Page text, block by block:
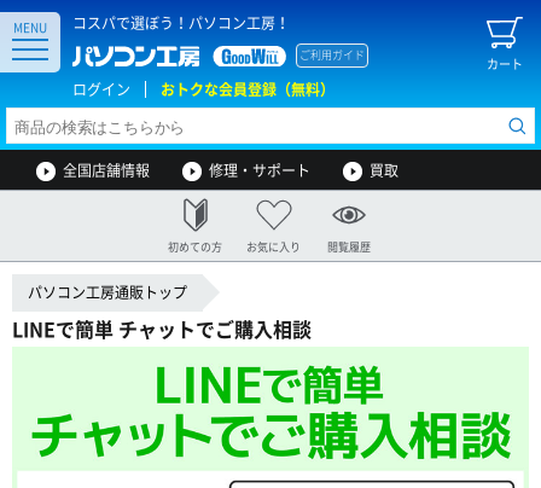
コスパで選ぼう！パソコン工房！
カート
ご利用ガイド
ログイン おトクな会員登録（無料）
MENU
全国店舗情報 修理・サポート 買取
初めての方 お気に入り 閲覧履歴
パソコン工房通販トップ
LINEで簡単 チャットでご購入相談